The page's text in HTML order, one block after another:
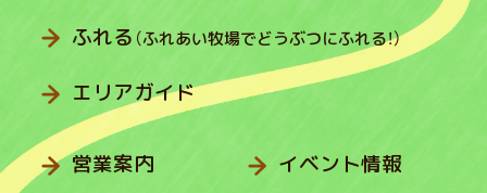
ふれる （ふれあい牧場でどうぶつにふれる！）
エリアガイド
営業案内
イベント情報